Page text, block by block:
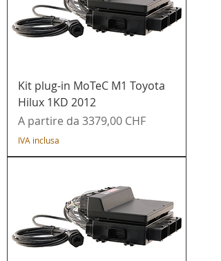
Kit plug-in MoTeC M1 Toyota
Hilux 1KD 2012
A partire da 3379,00 CHF
Prezzo scontato
IVA inclusa